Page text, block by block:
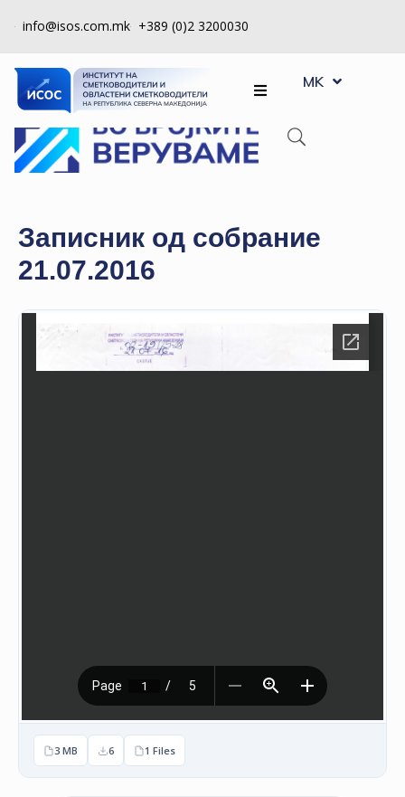
info@isos.com.mk +389 (0)2 3200030
ЗА
НАС
РЕГИСТРИ
НА
КВАЛИТЕТ
КАКО
СТАНАМ
ЧЛЕН
MK
SQ
Записник од собрание
21.07.2016
3 MB 6 1 Files